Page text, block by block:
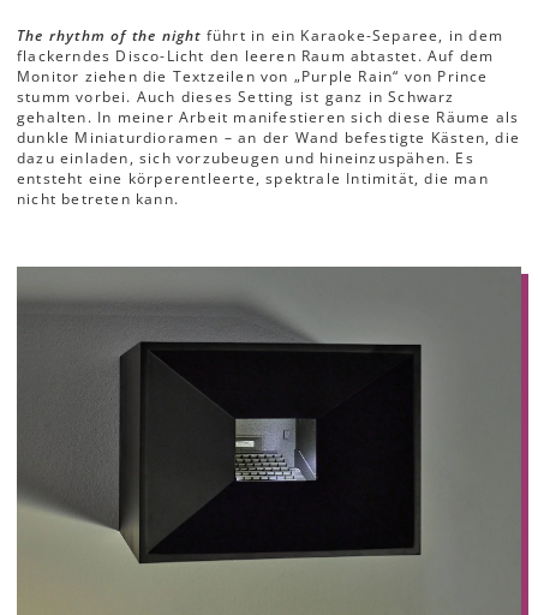
The rhythm of the night führt in ein Karaoke-Separee, in dem
flackerndes Disco-Licht den leeren Raum abtastet. Auf dem
Monitor ziehen die Textzeilen von „Purple Rain“ von Prince
stumm vorbei. Auch dieses Setting ist ganz in Schwarz
gehalten. In meiner Arbeit manifestieren sich diese Räume als
dunkle Miniaturdioramen – an der Wand befestigte Kästen, die
dazu einladen, sich vorzubeugen und hineinzuspähen. Es
entsteht eine körperentleerte, spektrale Intimität, die man
nicht betreten kann.